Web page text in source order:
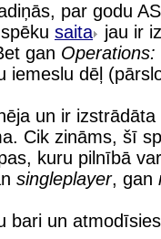
par godu
saita
jau ir
gan
iemeslu dēļ
un ir izstrādāta
Cik zināms, šī
kuru pilnībā
singleplayer, gan
bari un